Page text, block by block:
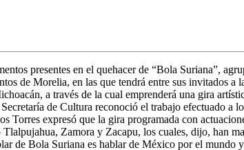
presentes en el quehacer de “Bola Suriana”,
de Morelia, en las que tendrá entre sus invitados
a través de la cual emprenderá una gira
de Cultura reconoció el trabajo efectuado a
expresó que la gira programada con
Zamora y Zacapu, los cuales, dijo, han
de Bola Suriana es hablar de México por el mundo